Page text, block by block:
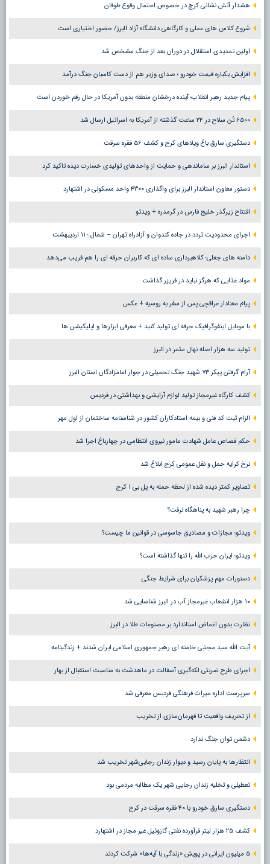
هشدار آتش نشانی کرج در خصوص احتمال وقوع طوفان
شروع کلاس های عملی و کارگاهی دانشگاه آزاد البرز/ حضور اختیاری است
اولین تمدیدی استقلال در دوران بعد از جنگ مشخص شد
افزایش یکباره قیمت خودرو ؛ صدای وزیر هم از دست کاسبان جنگ درآمد
پیام جدید رهبر انقلاب؛ آینده درخشان منطقه بدون آمریکا در حال رقم خوردن است
۶۵۰۰ تُن سلاح در ۲۴ ساعت گذشته از آمریکا به اسرائیل ارسال شد
دستگیری سارق باغ ویلاهای کرج و کشف ۵۶ فقره سرقت
استاندار البرز بر ساماندهی و حمایت از واحدهای تولیدی خسارت دیده تاکید کرد
دستور معاون استاندار البرز برای واگذاری ۴۳۰۰ واحد مسکونی در اشتهارد
افتتاح زیرگذر خلیج فارس در گرمدره + ویدئو
اجرای محدودیت تردد در جاده کندوان و آزادراه تهران – شمال ؛ ١١ اردیبهشت
دامنه های جعلی؛ کلاهبرداری ساده ای که کاربران حرفه ای را هم فریب می‌دهد
مواد غذایی که هرگز نباید در فریزر گذاشت
پیام معنادار عراقچی پس از سفر به روسیه + عکس
با موبایل اینفوگرافیک حرفه ای تولید کنید + معرفی ابزارها و اپلیکیشن ها
تولید سه هزار اصله نهال مثمر در البرز
آرام گرفتن پیکر ۷۳ شهید جنگ تحمیلی در جوار امامزادگان استان البرز
کشف کارگاه غیرمجاز تولید لوازم آرایشی و بهداشتی در فردیس
الزام ثبت کد فنی و بیمه استادکاران کشور در شناسنامه ساختمان از اول مهر
حکم قصاص عامل شهادت مامور نیروی انتظامی در چهارباغ اجرا شد
نرخ کرایه حمل و نقل عمومی کرج ابلاغ شد
تصاویر کمتر دیده شده از لحظه حمله به پل بی ۱ کرج
چرا رهبر شهید به پناهگاه نرفت؟
ویدئو؛ مجازات و مصادیق جاسوسی در قوانین ما چیست؟
ویدئو؛ ایران حزب الله را تنها گذاشته است؟
دستورات مهم پزشکیان برای شرایط جنگی
۱۰ هزار انشعاب غیرمجاز آب در البرز شناسایی شد
نظارت بدون اغماض استاندارد بر مصنوعات طلا در البرز
آیت الله سید مجتبی خامنه ای رهبر جمهوری اسلامی ایران شدند + زندگینامه
اجرای طرح ضربتی لکه‌گیری آسفالت در ماهدشت به مناسبت استقبال از بهار
سرپرست اداره میراث فرهنگی فردیس معرفی شد
از تحریف واقعیت تا قهرمان‌سازی از تخریب
دشمن توان جنگ ندارد
انتظارها به پایان رسید و دیوار زندان رجایی‌شهر تخریب شد
تعطیلی و تخلیه زندان رجایی شهر یک مطالبه مردمی بود
دستگیری سارق خودرو با ۴۰ فقره سرقت در کرج
کشف ۲۵ هزار لیتر فرآورده نفتی گازوئیل غیر مجاز در اشتهارد
۵ میلیون ایرانی در پویش «زندگی با آیه‌ها» شرکت کردند